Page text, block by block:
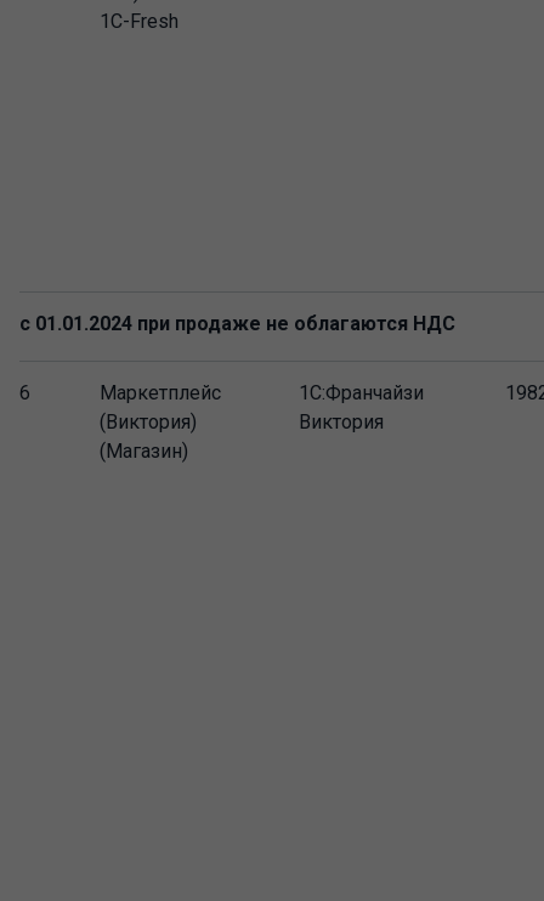
1C-Fresh
с 01.01.2024 при продаже не облагаются НДС
6
Маркетплейс
(Виктория)
(Магазин)
1С:Франчайзи
Виктория